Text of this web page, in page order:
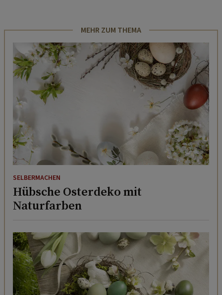
MEHR ZUM THEMA
SELBERMACHEN
Hübsche Osterdeko mit
Naturfarben